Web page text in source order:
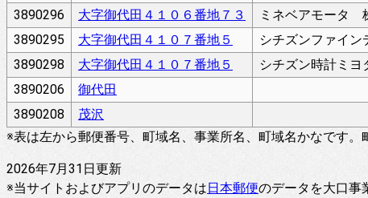
3890296
大字御代田４１０６番地７３ ミネベアモータ
3890295
大字御代田４１０７番地５ シチズンファイ
3890298
大字御代田４１０７番地５ シチズン時計ミ
3890206
御代田
3890208
茂沢
※表は左から郵便番号、町域名、事業所名、町域名かなです。
2026年7月31日更新
※当サイトおよびアプリのデータは日本郵便のデータを大口事